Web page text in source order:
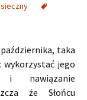
taka
jego
nawiązanie
że Słońcu